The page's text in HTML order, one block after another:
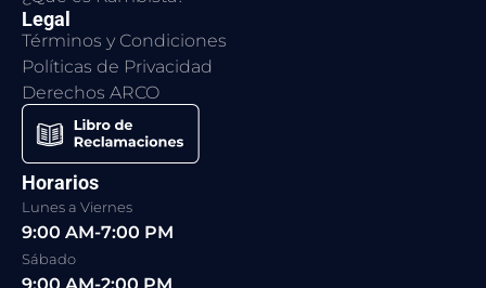
Legal
Términos y Condiciones
Políticas de Privacidad
Derechos ARCO
Horarios
Lunes a Viernes
9:00 AM-7:00 PM
Sábado